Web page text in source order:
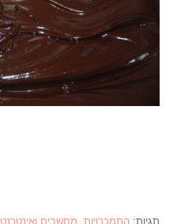
תגיות:התמכרויות, מחשבים ואינטרנט